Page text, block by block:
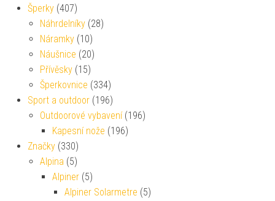
Šperky (407)
Náhrdelníky (28)
Náramky (10)
Náušnice (20)
Přívěsky (15)
Šperkovnice (334)
Sport a outdoor (196)
Outdoorové vybavení (196)
Kapesní nože (196)
Značky (330)
Alpina (5)
Alpiner (5)
Alpiner Solarmetre (5)